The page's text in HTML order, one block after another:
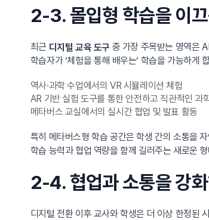
2-3. 몰입형 학습을 이
최근 디지털 교육 도구 중 가장 주목받는 영역은
학습자가 ‘체험을 통해 배우는’ 학습을 가능하게
역사·과학 수업에서의 VR 시뮬레이션 체험
AR 기반 실험 도구를 통한 안전하고 직관적인 과
메타버스 교실에서의 실시간 협업 및 발표 활동
특히 메타버스형 학습 공간은 학생 간의 소통을
학습 능력과 협업 역량을 함께 길러주는 새로운
2-4. 협업과 소통을 강
디지털 전환 이후 교사와 학생은 더 이상 한정된